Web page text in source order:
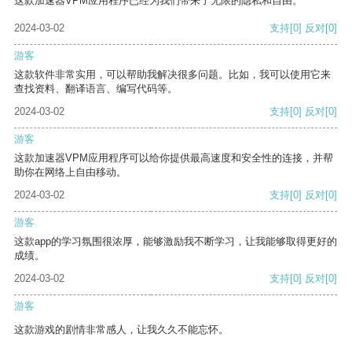
2024-03-02 支持[0] 反对[0]
游客
这款软件非常实用，可以帮助我解决很多问题。比如，我可以使用它来
查找资料、翻译语言、编写代码等。
2024-03-02
支持[0] 反对[0]
游客
这款加速器VPM应用程序可以给你提供最高速度和安全性的连接，并帮
助你在网络上自由移动。
2024-03-02
支持[0] 反对[0]
游客
这款app的学习氛围很浓厚，能够激励我不断学习，让我能够取得更好的
成绩。
2024-03-02
支持[0] 反对[0]
游客
这款游戏的剧情非常感人，让我久久不能忘怀。